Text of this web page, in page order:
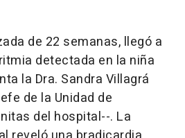
de 22 semanas, llegó a
detectada en la niña
la Dra. Sandra Villagrá
de la Unidad de
del hospital--. La